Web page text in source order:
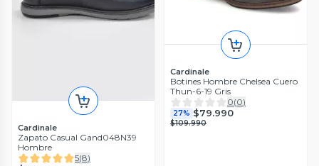
Cardinale
Zapato Casual Gand048N39
Hombre
5(8)
Cardinale
Botines Hombre Chelsea Cuero
Thun-6-19 Gris
0(0)
27% $79.990
$109.990